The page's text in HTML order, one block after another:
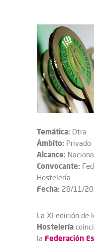
Temática: Otra
Ámbito: Privado
Alcance:
Convocante:
Hostelería
Fecha: 28/11/
La XI edición de
Hostelería
la Federación